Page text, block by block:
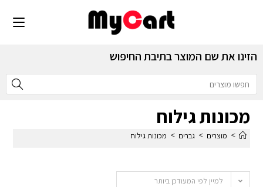
הזינו את שם המוצר בתיבת החיפוש
מכונות גילוח
> מוצרים > גברים > מכונות גילוח
למיין לפי המעודכן ביותר